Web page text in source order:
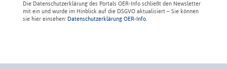
Die Datenschutzerklärung des Portals OER-Info schließt den Newsletter
mit ein und wurde im Hinblick auf die DSGVO aktualisiert – Sie können
sie hier einsehen: Datenschutzerklärung OER-Info.